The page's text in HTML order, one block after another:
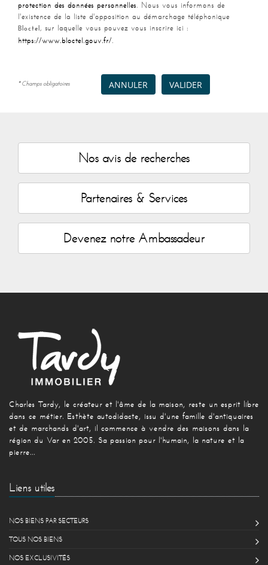
protection des données personnelles. Nous vous informons de
l'existence de la liste d'opposition au démarchage téléphonique
Bloctel , sur laquelle vous pouvez vous inscrire ici :
https://www.bloctel.gouv.fr/.
* Champs obligatoires
Nos avis de recherches
Partenaires & Services
Devenez notre Ambassadeur
Charles Tardy, le créateur et l'âme de la maison, reste un esprit libre
dans ce métier. Esthète autodidacte, issu d'une famille d'antiquaires
et de marchands d'art, il commence à vendre des maisons dans la
région du Var en 2005. Sa passion pour l'humain, la nature et la
pierre...
Liens utiles
NOS BIENS PAR SECTEURS
TOUS NOS BIENS
NOS EXCLUSIVITÉS